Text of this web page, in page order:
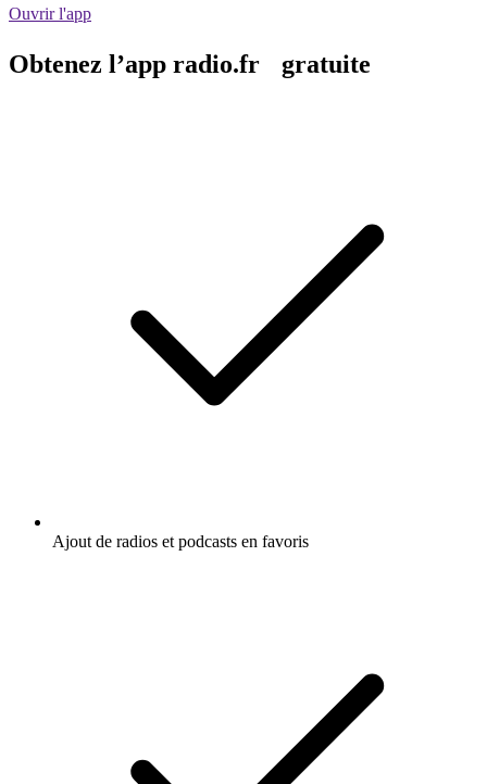
Ouvrir l'app
Obtenez l’app radio.fr gratuite
Ajout de radios et podcasts en favoris